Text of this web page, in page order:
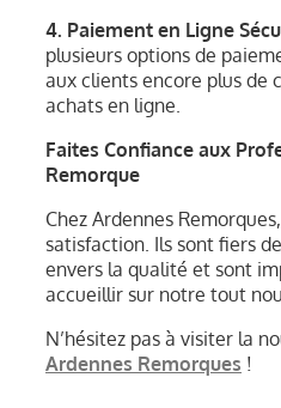
4. Paiement en Ligne
plusieurs options de
aux clients encore plus de
achats en ligne.
Faites Confiance aux
Remorque
Chez Ardennes
satisfaction. Ils sont fiers
envers la qualité et sont
accueillir sur notre tout
N’hésitez pas à visiter la
Ardennes Remorques !